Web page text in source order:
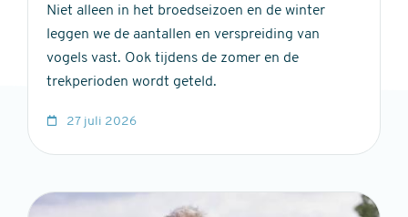
Niet alleen in het broedseizoen en de winter
leggen we de aantallen en verspreiding van
vogels vast. Ook tijdens de zomer en de
trekperioden wordt geteld.
27 juli 2026